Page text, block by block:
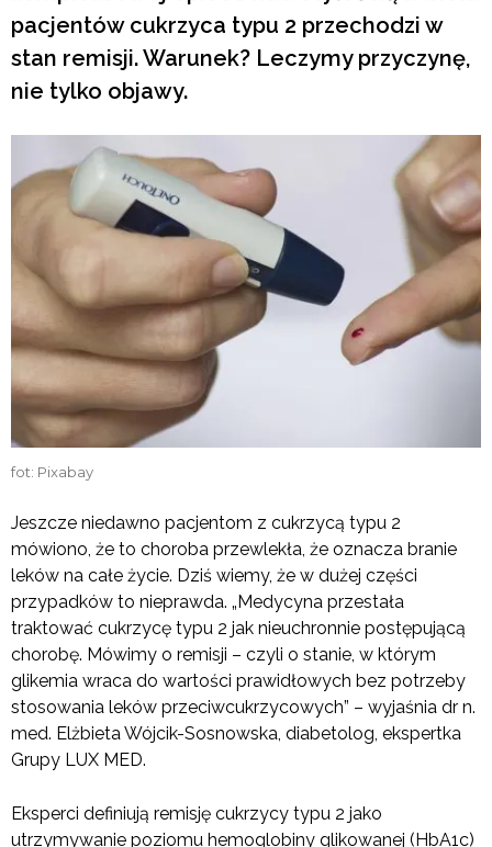
pacjentów cukrzyca typu 2 przechodzi w
stan remisji. Warunek? Leczymy przyczynę,
nie tylko objawy.
fot: Pixabay
Jeszcze niedawno pacjentom z cukrzycą typu 2
mówiono, że to choroba przewlekła, że oznacza branie
leków na całe życie. Dziś wiemy, że w dużej części
przypadków to nieprawda. „Medycyna przestała
traktować cukrzycę typu 2 jak nieuchronnie postępującą
chorobę. Mówimy o remisji – czyli o stanie, w którym
glikemia wraca do wartości prawidłowych bez potrzeby
stosowania leków przeciwcukrzycowych” – wyjaśnia dr n.
med. Elżbieta Wójcik-Sosnowska, diabetolog, ekspertka
Grupy LUX MED.
Eksperci definiują remisję cukrzycy typu 2 jako
utrzymywanie poziomu hemoglobiny glikowanej (HbA1c)